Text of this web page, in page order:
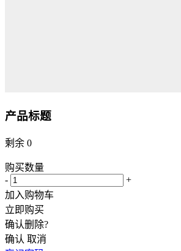
产品标题
剩余 0
购买数量
-
+
加入购物车
立即购买
确认删除?
确认 取消